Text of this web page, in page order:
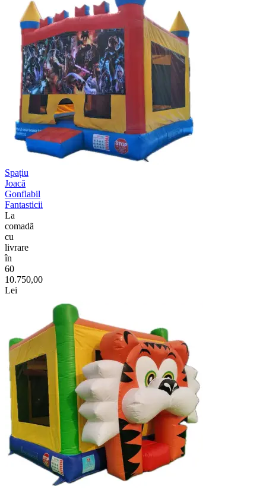
Spațiu
Joacă
Gonflabil
Fantasticii
La
comadã
cu
livrare
în
60
10.750,00
Lei